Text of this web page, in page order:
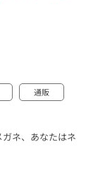
通販
ネ、あなたはネ